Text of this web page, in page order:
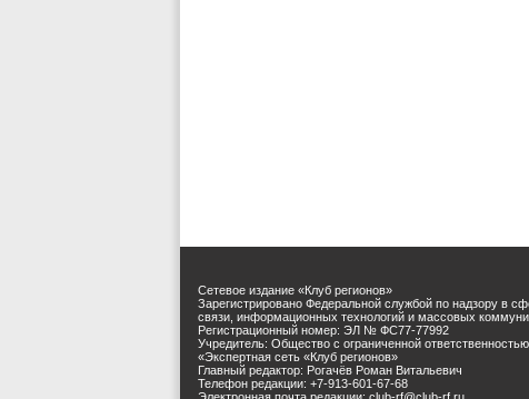
Сетевое издание «Клуб регионов»
Зарегистрировано Федеральной службой по надзору в
связи, информационных технологий и массовых
Регистрационный номер: ЭЛ № ФС77-77992
Учредитель: Общество с ограниченной ответственностью
«Экспертная сеть «Клуб регионов»
Главный редактор: Рогачёв Роман Витальевич
Телефон редакции: +7-913-601-67-68